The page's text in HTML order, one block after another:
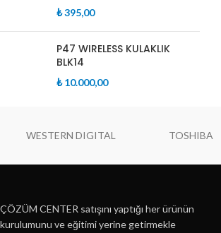
₺395,00
P47 WIRELESS KULAKLIK
BLK14
₺10.000,00
WESTERN DIGITAL TOSHIBA
ÇÖZÜM CENTER satışını yaptığı her ürünün
kurulumunu ve eğitimi yerine getirmekle